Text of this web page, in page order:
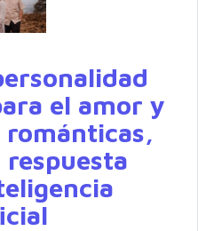
el amor y
románticas,
respuesta